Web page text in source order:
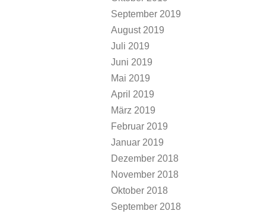
September 2019
August 2019
Juli 2019
Juni 2019
Mai 2019
April 2019
März 2019
Februar 2019
Januar 2019
Dezember 2018
November 2018
Oktober 2018
September 2018